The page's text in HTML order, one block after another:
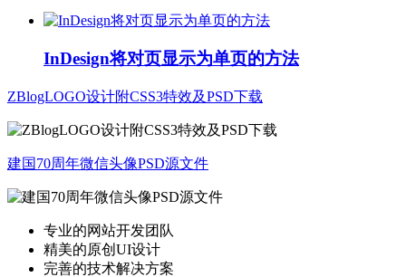
InDesign将对页显示为单页的方法
ZBlogLOGO设计附CSS3特效及PSD下载
建国70周年微信头像PSD源文件
专业的网站开发团队
精美的原创UI设计
完善的技术解决方案